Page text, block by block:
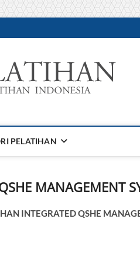
PELATIHAN
MANAGEMENT
INTEGRATED QSHE